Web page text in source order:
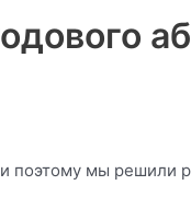
поэтому мы решили